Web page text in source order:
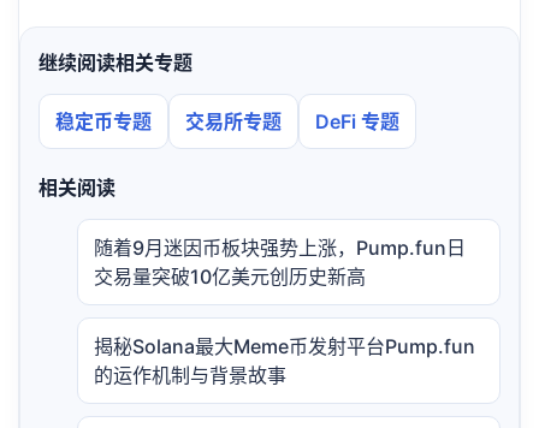
继续阅读相关专题
稳定币专题 交易所专题 DeFi 专题
相关阅读
随着9月迷因币板块强势上涨，Pump.fun日
交易量突破10亿美元创历史新高
揭秘Solana最大Meme币发射平台Pump.fun
的运作机制与背景故事